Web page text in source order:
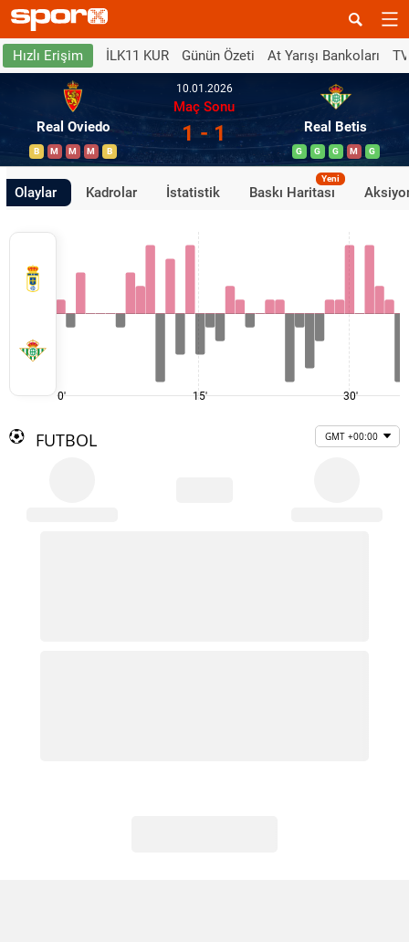
Hızlı Erişim İLK11 KUR Günün Özeti At Yarışı Bankoları
Real Oviedo
B M M M B
10.01.2026
Maç Sonu
1 - 1 Real Betis
G G G M G
Olaylar Kadrolar İstatistik Baskı Haritası
Yeni
0' 15' 30'
FUTBOL GMT +00:00